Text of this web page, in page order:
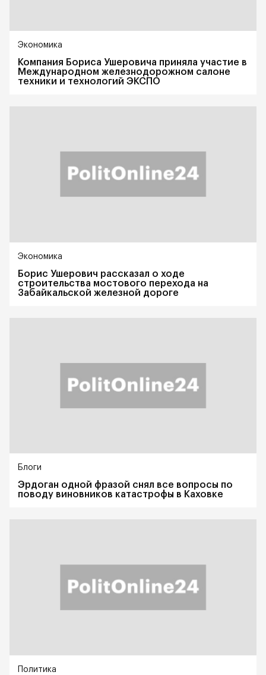
Экономика
Компания Бориса Ушеровича приняла участие в
Международном железнодорожном салоне
техники и технологий ЭКСПО
Экономика
Борис Ушерович рассказал о ходе
строительства мостового перехода на
Забайкальской железной дороге
Блоги
Эрдоган одной фразой снял все вопросы по
поводу виновников катастрофы в Каховке
Политика